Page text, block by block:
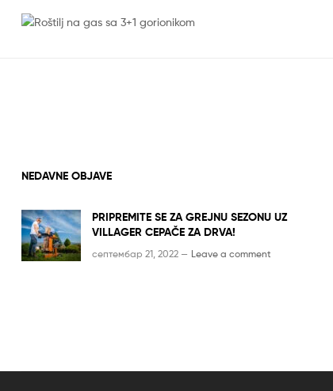
NEDAVNE OBJAVE
PRIPREMITE SE ZA GREJNU SEZONU UZ
VILLAGER CEPAČE ZA DRVA!
септембар 21, 2022 — Leave a comment